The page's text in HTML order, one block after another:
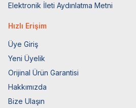
Elektronik İleti Aydınlatma Metni
Hızlı Erişim
Üye Giriş
Yeni Üyelik
Orijinal Ürün Garantisi
Hakkımızda
Bize Ulaşın